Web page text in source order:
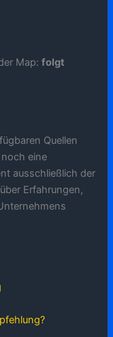
Map:folgt
Quellen
eine
ausschließlich der
Erfahrungen,